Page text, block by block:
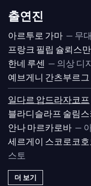
출연진
아르투로 가마 — 무
프랑크 필립 슐뢰스만
한네 루센 — 의상 디
예브게니 간츠부르그
일다르 압드라자코프
블라디슬라프 술림스
안나 마르카로바 —
세르게이 스코로코호
스토
더 보기